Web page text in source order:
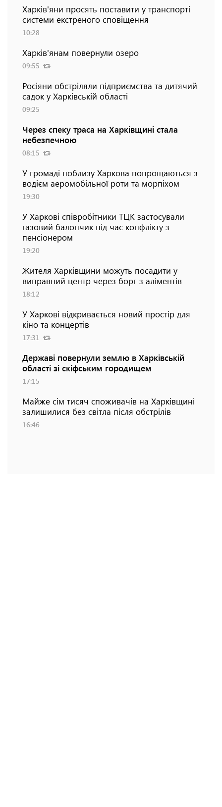
Харків'яни просять поставити у транспорті
системи екстреного сповіщення
10:28
Харків'янам повернули озеро
09:55
Росіяни обстріляли підприємства та дитячий
садок у Харківській області
09:25
Через спеку траса на Харківщині стала
небезпечною
08:15
У громаді поблизу Харкова попрощаються з
водієм аеромобільної роти та морпіхом
19:30
У Харкові співробітники ТЦК застосували
газовий балончик під час конфлікту з
пенсіонером
19:20
Жителя Харківщини можуть посадити у
виправний центр через борг з аліментів
18:12
У Харкові відкривається новий простір для
кіно та концертів
17:31
Державі повернули землю в Харківській
області зі скіфським городищем
17:15
Майже сім тисяч споживачів на Харківщині
залишилися без світла після обстрілів
16:46